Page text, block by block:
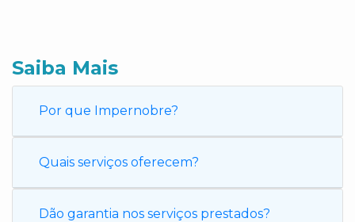
Saiba Mais
Por que Impernobre?
Quais serviços oferecem?
Dão garantia nos serviços prestados?